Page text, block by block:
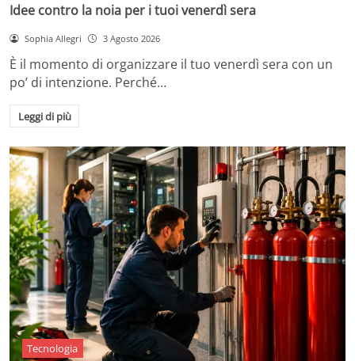
Idee contro la noia per i tuoi venerdì sera
Sophia Allegri 3 Agosto 2026
È il momento di organizzare il tuo venerdì sera con un
po’ di intenzione. Perché…
Leggi di più
Tecnologia